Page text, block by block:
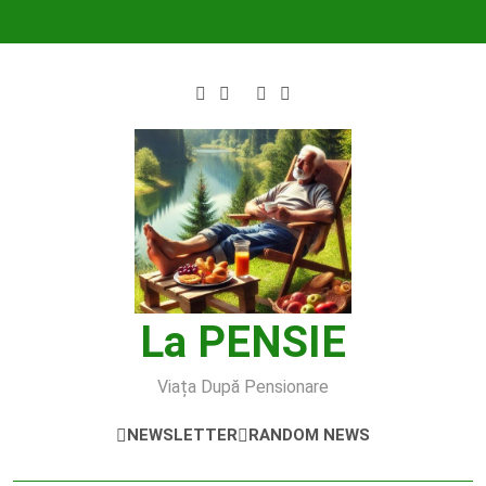
La PENSIE
Viața După Pensionare
NEWSLETTER RANDOM NEWS